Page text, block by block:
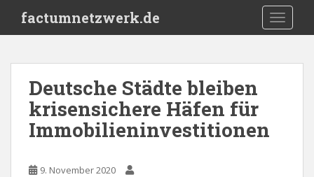
i
factumnetzwerk.de
Deutsche Städte bleiben
krisensichere Häfen für
Immobilieninvestitionen
9. November 2020